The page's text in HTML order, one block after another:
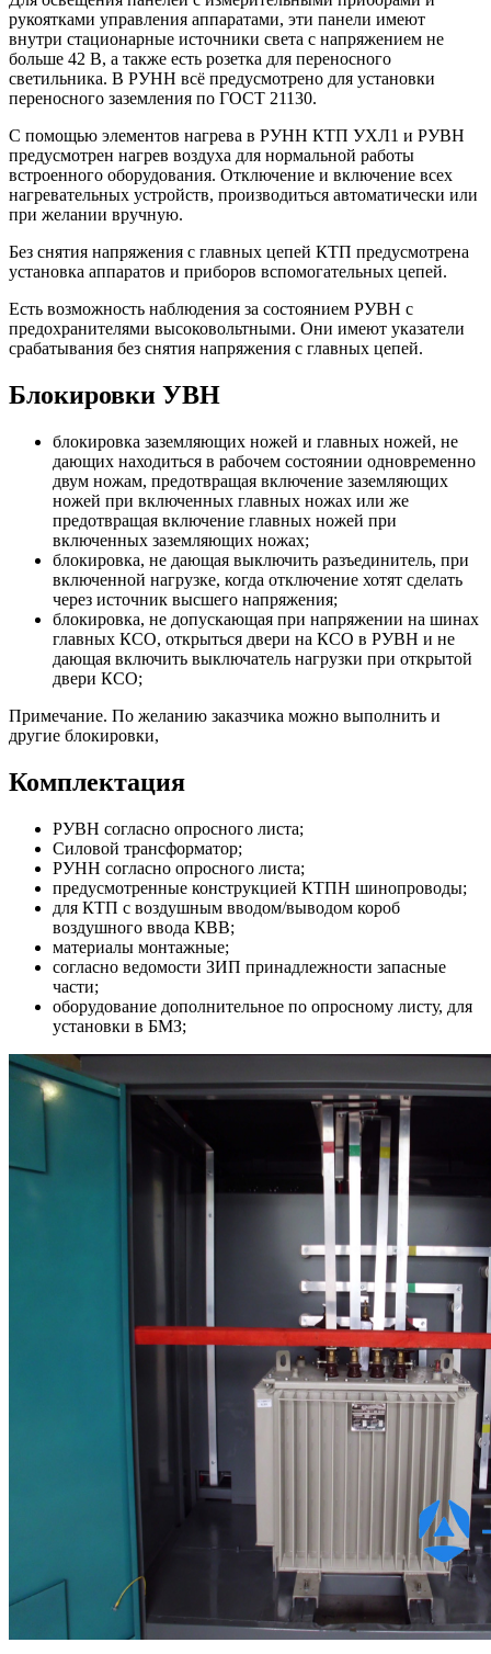
рукоятками управления аппаратами, эти панели имеют
внутри стационарные источники света с напряжением не
больше 42 В, а также есть розетка для переносного
светильника. В РУНН всё предусмотрено для установки
переносного заземления по ГОСТ 21130.
С помощью элементов нагрева в РУНН КТП УХЛ1 и РУВН
предусмотрен нагрев воздуха для нормальной работы
встроенного оборудования. Отключение и включение всех
нагревательных устройств, производиться автоматически или
при желании вручную.
Без снятия напряжения с главных цепей КТП предусмотрена
установка аппаратов и приборов вспомогательных цепей.
Есть возможность наблюдения за состоянием РУВН с
предохранителями высоковольтными. Они имеют указатели
срабатывания без снятия напряжения с главных цепей.
Блокировки УВН
блокировка заземляющих ножей и главных ножей, не
дающих находиться в рабочем состоянии одновременно
двум ножам, предотвращая включение заземляющих
ножей при включенных главных ножах или же
предотвращая включение главных ножей при
включенных заземляющих ножах;
блокировка, не дающая выключить разъединитель, при
включенной нагрузке, когда отключение хотят сделать
через источник высшего напряжения;
блокировка, не допускающая при напряжении на шинах
главных КСО, открыться двери на КСО в РУВН и не
дающая включить выключатель нагрузки при открытой
двери КСО;
Примечание. По желанию заказчика можно выполнить и
другие блокировки,
Комплектация
РУВН согласно опросного листа;
Силовой трансформатор;
РУНН согласно опросного листа;
предусмотренные конструкцией КТПН шинопроводы;
для КТП с воздушным вводом/выводом короб
воздушного ввода КВВ;
материалы монтажные;
согласно ведомости ЗИП принадлежности запасные
части;
оборудование дополнительное по опросному листу, для
установки в БМЗ;